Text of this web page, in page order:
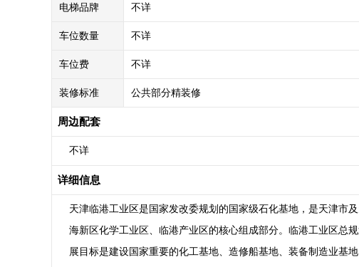
电梯品牌 不详
车位数量 不详
车位费 不详
装修标准 公共部分精装修
周边配套
不详
详细信息
天津临港工业区是国家发改委规划的国家级石化基地，是天津市
海新区化学工业区、临港产业区的核心组成部分。临港工业区总
展目标是建设国家重要的化工基地、造修船基地、装备制造业基